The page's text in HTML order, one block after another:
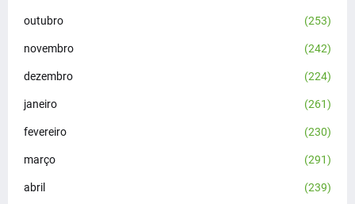
outubro (253)
novembro (242)
dezembro (224)
janeiro (261)
fevereiro (230)
março (291)
abril (239)